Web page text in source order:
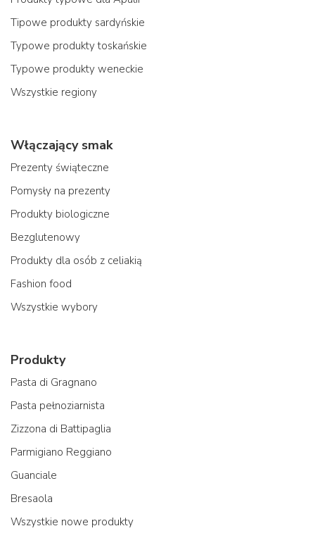
Tipowe produkty sardyńskie
Typowe produkty toskańskie
Typowe produkty weneckie
Wszystkie regiony
Włączający smak
Prezenty świąteczne
Pomysły na prezenty
Produkty biologiczne
Bezglutenowy
Produkty dla osób z celiakią
Fashion food
Wszystkie wybory
Produkty
Pasta di Gragnano
Pasta pełnoziarnista
Zizzona di Battipaglia
Parmigiano Reggiano
Guanciale
Bresaola
Wszystkie nowe produkty